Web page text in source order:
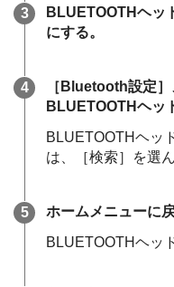
BLUETOOTHヘッ
にする。
［ Bluetooth設定
BLUETOOTHヘッ
BLUETOOTHヘッ
は、［検索］を選
ホームメニューに
BLUETOOTHヘッ